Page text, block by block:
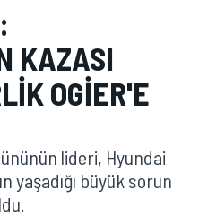
KAZASI
OGIER'E
lideri, Hyundai
yaşadığı büyük sorun